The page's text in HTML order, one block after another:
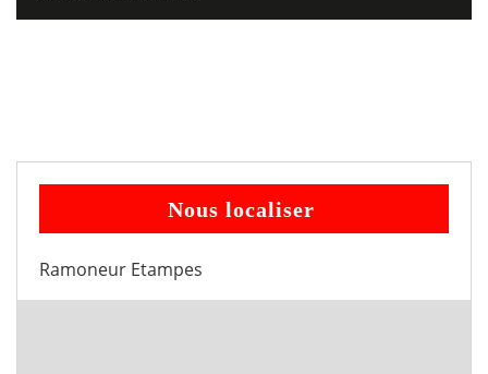
Nous localiser
Ramoneur Etampes